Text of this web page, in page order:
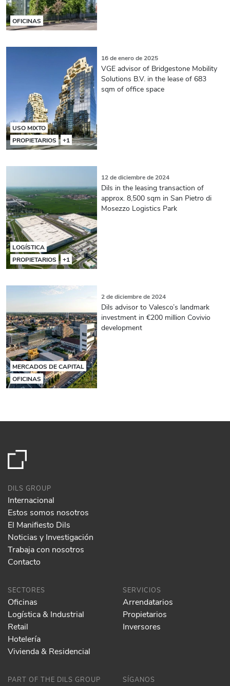
OFICINAS
USO MIXTO
PROPIETARIOS
+1
16 de enero de 2025
VGE advisor of Bridgestone Mobility
Solutions B.V. in the lease of 683
sqm of office space
LOGÍSTICA
PROPIETARIOS
+1
12 de diciembre de 2024
Dils in the leasing transaction of
approx. 8,500 sqm in San Pietro di
Mosezzo Logistics Park
MERCADOS DE CAPITAL
OFICINAS
2 de diciembre de 2024
Dils advisor to Valesco’s landmark
investment in €200 million Covivio
development
DILS GROUP
Internacional
Estos somos nosotros
El Manifiesto Dils
Noticias y Investigación
Trabaja con nosotros
Contacto
SECTORES
Oficinas
Logística & Industrial
Retail
Hotelería
Vivienda & Residencial
SERVICIOS
Arrendatarios
Propietarios
Inversores
PART OF THE DILS GROUP SÍGANOS